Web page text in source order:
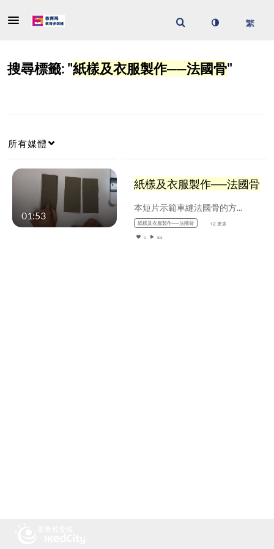
搜尋標籤: "紙樣及衣服製作──法國骨"
所有媒體
01:53
紙樣及衣服製作──法國骨
本短片示範車縫法國骨的方法。
紙樣及衣服製作──法國骨 +2 更多
0 103